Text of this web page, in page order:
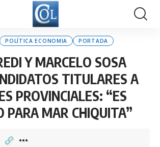
POLÍTICA ECONOMIA PORTADA
Y MARCELO SOSA
TITULARES A
PROVINCIALES: “ES
PARA MAR CHIQUITA”